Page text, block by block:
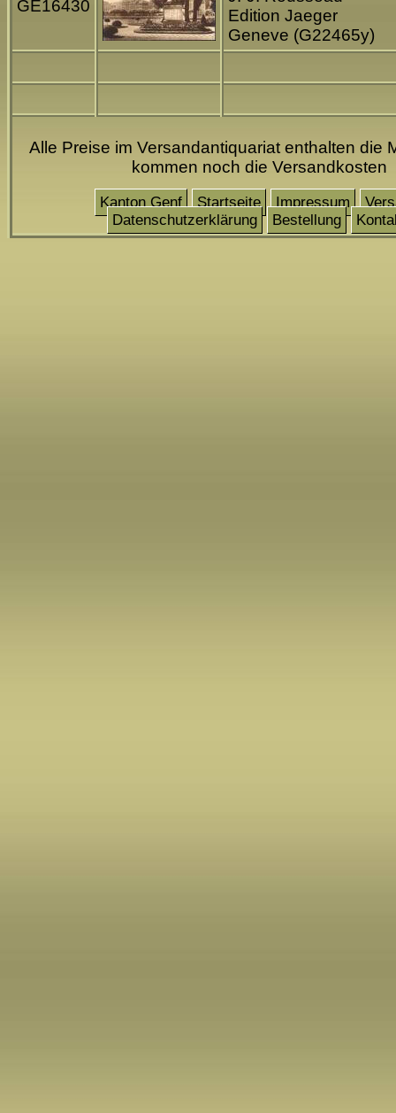
GE16430
Edition Jaeger
Geneve (G22465y)
Alle Preise im Versandantiquariat enthalten die
kommen noch die Versandkosten
Kanton Genf Startseite Impressum
Datenschutzerklärung
Bestellung